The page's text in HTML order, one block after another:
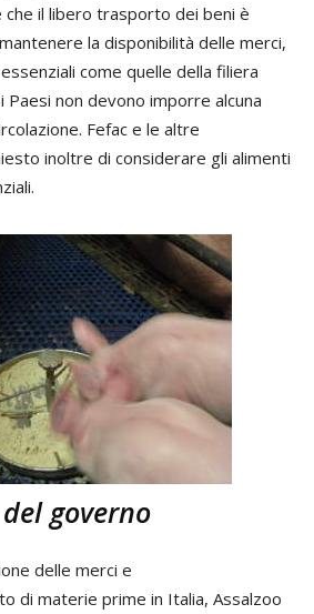
il libero trasporto dei beni è
la disponibilità delle merci,
come quelle della filiera
non devono imporre alcuna
Fefac e le altre
inoltre di considerare gli alimenti
governo
delle merci e
di materie prime in Italia, Assalzoo